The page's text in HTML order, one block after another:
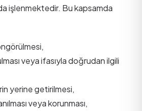
işlenmektedir. Bu kapsamda
veya ifasıyla doğrudan ilgili
yerine getirilmesi,
veya korunması,